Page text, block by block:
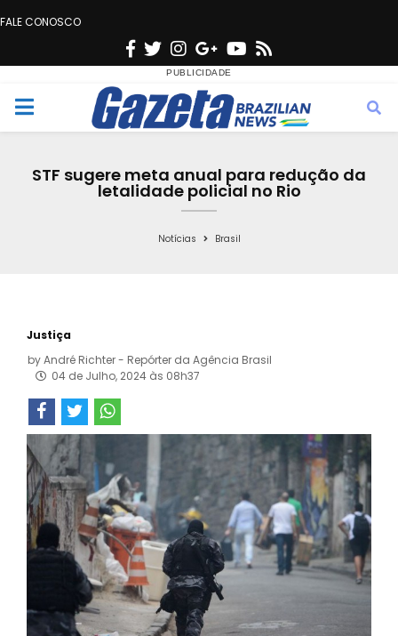
FALE CONOSCO
F
c
e
o
T
w
i
t
e
n
s
t
g
r
a
G
o
o
g
e
Y
u
t
b
s
M
STF sugere meta anual para redução da
letalidade policial no Rio
Notícias Brasil
Justiça
byAndré Richter - Repórter da Agência Brasil
04 de Julho, 2024 às 08h37